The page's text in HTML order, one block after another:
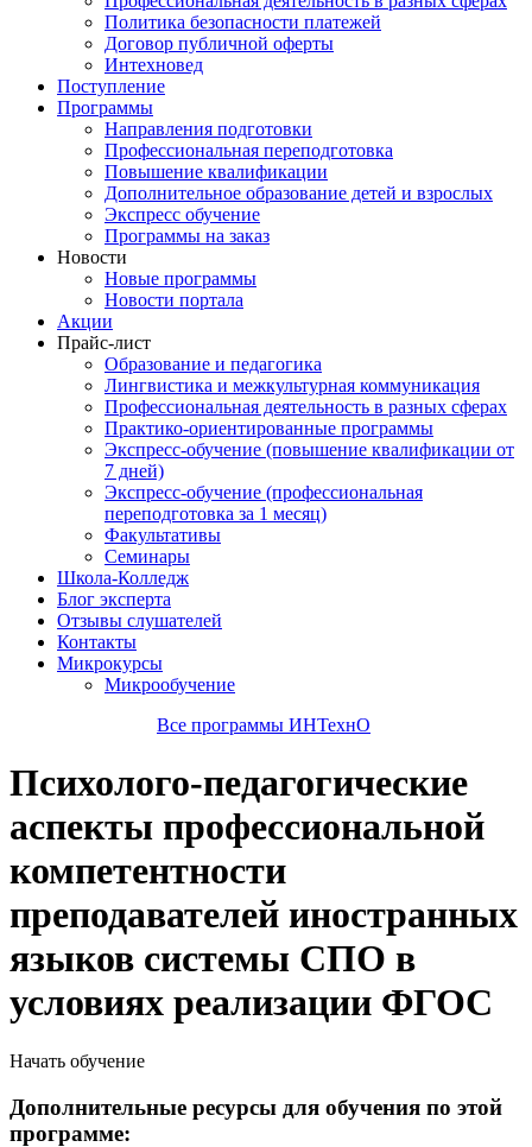
Политика безопасности платежей
Договор публичной оферты
Интехновед
Поступление
Программы
Направления подготовки
Профессиональная переподготовка
Повышение квалификации
Дополнительное образование детей и взрослых
Экспресс обучение
Программы на заказ
Новости
Новые программы
Новости портала
Акции
Прайс-лист
Образование и педагогика
Лингвистика и межкультурная коммуникация
Профессиональная деятельность в разных сферах
Практико-ориентированные программы
Экспресс-обучение (повышение квалификации от
7 дней)
Экспресс-обучение (профессиональная
переподготовка за 1 месяц)
Факультативы
Семинары
Школа-Колледж
Блог эксперта
Отзывы слушателей
Контакты
Микрокурсы
Микрообучение
Все программы ИНТехнО
Психолого-педагогические
аспекты профессиональной
компетентности
преподавателей иностранных
языков системы СПО в
условиях реализации ФГОС
Начать обучение
Дополнительные ресурсы для обучения по этой
программе: